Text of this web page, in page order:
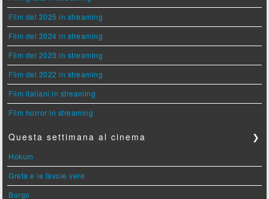
Film del 2025 in streaming
Film del 2024 in streaming
Film del 2023 in streaming
Film del 2022 in streaming
Film italiani in streaming
Film horror in streaming
Questa settimana al cinema ❯
Hokum
Greta e le favole vere
Borgo